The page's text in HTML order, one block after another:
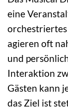
eine
agieren oft
und
Interaktion
Gästen kann
das Ziel ist